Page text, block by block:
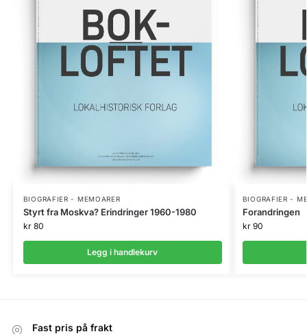
BIOGRAFIER - MEMOARER
Styrt fra Moskva? Erindringer 1960-1980
kr80
Legg i handlekurv
BIOGRAFIER -
Forandringen
kr90
Fast pris på frakt